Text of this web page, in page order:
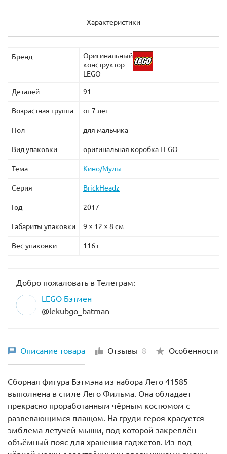
Характеристики
Бренд
Оригинальный
конструктор
LEGO
Деталей 91
Возрастная группа от 7 лет
Пол для мальчика
Вид упаковки оригинальная коробка LEGO
Тема Кино/Мульт
Серия BrickHeadz
Год 2017
Габариты упаковки 9 × 12 × 8 см
Вес упаковки 116 г
Добро пожаловать в Телеграм:
LEGO Бэтмен
@lekubgo_batman
Описание товара Отзывы 8 Особенности
Сборная фигура Бэтмэна из набора Лего 41585
выполнена в стиле Лего Фильма. Она обладает
прекрасно проработанным чёрным костюмом с
развевающимся плащом. На груди героя красуется
эмблема летучей мыши, под которой закреплён
объёмный пояс для хранения гаджетов. Из-под